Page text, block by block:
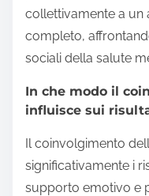
collettivamente a
completo,
sociali della salute
In che modo il
influisce sui
Il coinvolgimento
significativamente i
supporto emotivo e